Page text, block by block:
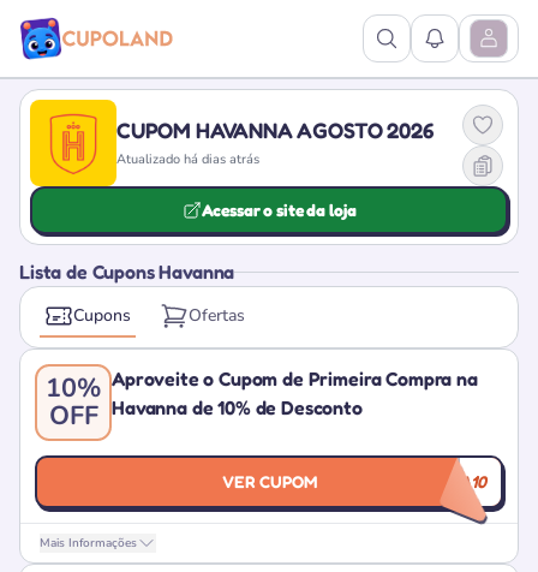
Ver Pesquisa
Ver Abrir
CUPOM HAVANNA AGOSTO 2026
Atualizado há dias atrás
Acessar o site da loja
Lista de Cupons Havanna
Cupons Ofertas
10%
OFF
Aproveite o Cupom de Primeira Compra na
Havanna de 10% de Desconto
VER CUPOM HAVANNA10
Mais Informações